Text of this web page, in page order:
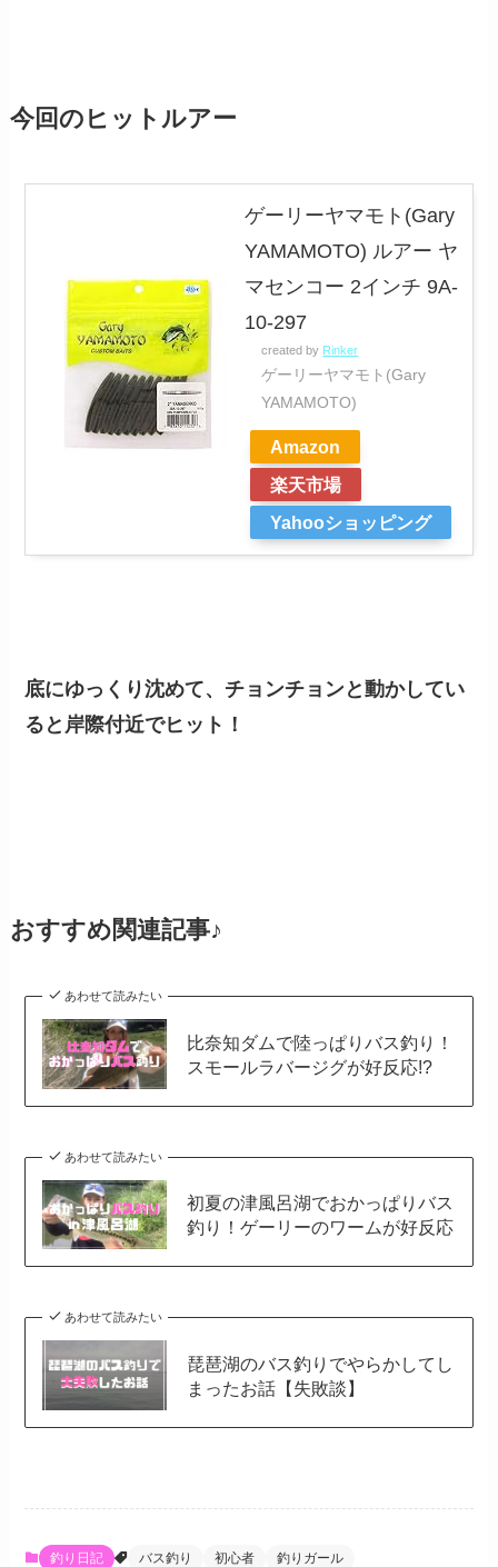
今回のヒットルアー
ゲーリーヤマモト(Gary
YAMAMOTO) ルアー ヤ
マセンコー 2インチ 9A-
10-297
created by Rinker
ゲーリーヤマモト(Gary
YAMAMOTO)
Amazon
楽天市場
Yahooショッピング
底にゆっくり沈めて、チョンチョンと動かしてい
ると岸際付近でヒット！
おすすめ関連記事♪
あわせて読みたい
比奈知ダムで陸っぱりバス釣り！
スモールラバージグが好反応!?
あわせて読みたい
初夏の津風呂湖でおかっぱりバス
釣り！ゲーリーのワームが好反応
あわせて読みたい
琵琶湖のバス釣りでやらかしてし
まったお話【失敗談】
釣り日記 バス釣り 初心者 釣りガール